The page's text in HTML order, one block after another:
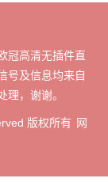
冠高清无插件直
号及信息均来自
，谢谢。
版权所有 网